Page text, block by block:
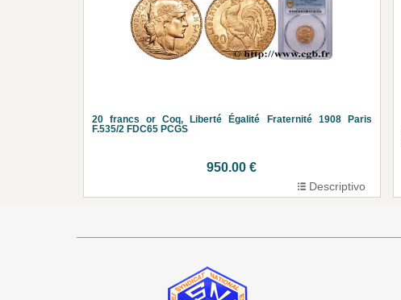
20 francs or Coq, Liberté Égalité Fraternité 1908 Paris
F.535/2 FDC65 PCGS
950.00 €
Descriptivo